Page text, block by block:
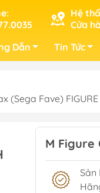
Hệ
Cửa
Dẫn Tin Tức
Fave) FIGURE
M Figure
Sản